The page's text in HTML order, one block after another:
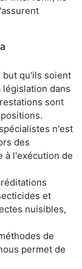
but qu'ils soient
dans
sont
n'est
des
à l'exécution de
et
nuisibles,
de
permet de